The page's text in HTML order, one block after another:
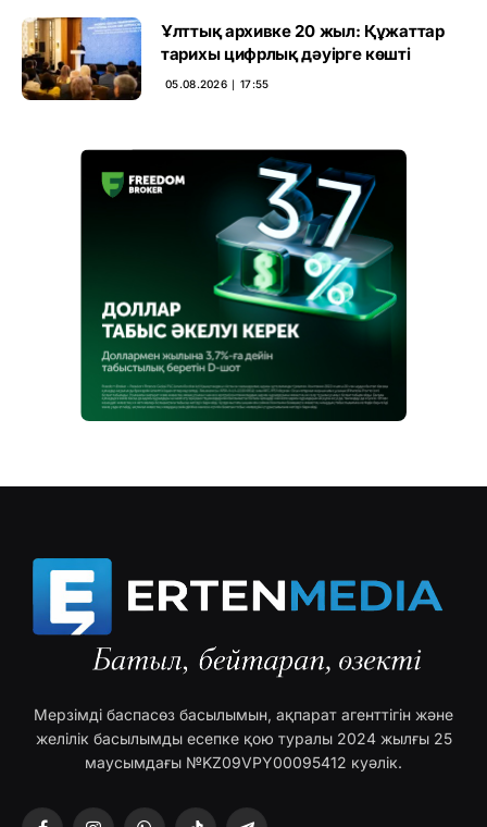
Ұлттық архивке 20 жыл: Құжаттар
тарихы цифрлық дәуірге көшті
05.08.2026 ∣ 17:55
Мерзімді баспасөз басылымын, ақпарат агенттігін және
желілік басылымды есепке қою туралы 2024 жылғы 25
маусымдағы №KZ09VPY00095412 куәлік.